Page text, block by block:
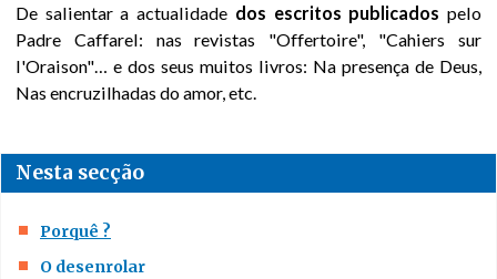
Documentos
áudio
Videos
Bibliografia
Escritos sobre o
Padre Caffarel
De salientar a actualidade dos escritos publicadospelo
Padre Caffarel: nas revistas "Offertoire", "Cahiers sur
l'Oraison"… e dos seus muitos livros: Na presença de Deus,
Nas encruzilhadas do amor, etc.
Nesta secção
Porquê ?
O desenrolar